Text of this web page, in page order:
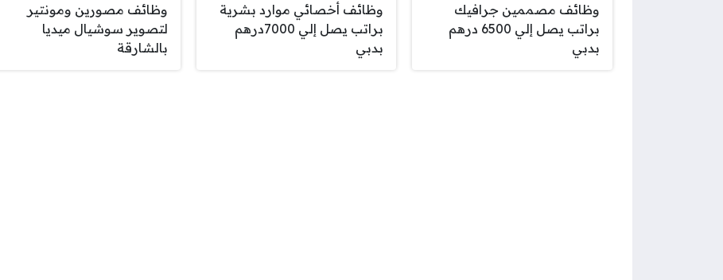
وظائف مصممين جرافيك
براتب يصل إلي 6500 درهم
بدبي
وظائف أخصائي موارد بشرية
براتب يصل إلي 7000درهم
بدبي
وظائف مصورين ومونتير
لتصوير سوشيال ميديا
بالشارقة